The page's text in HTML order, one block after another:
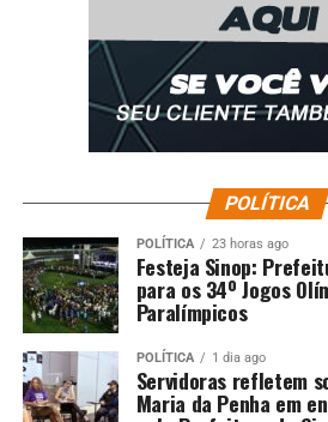
POLÍTICA
POLÍTICA 23 horas ago
Festeja Sinop:
para os 34º Jogos
Paralímpicos
POLÍTICA 1 dia ago
Servidoras refletem
Maria da Penha em